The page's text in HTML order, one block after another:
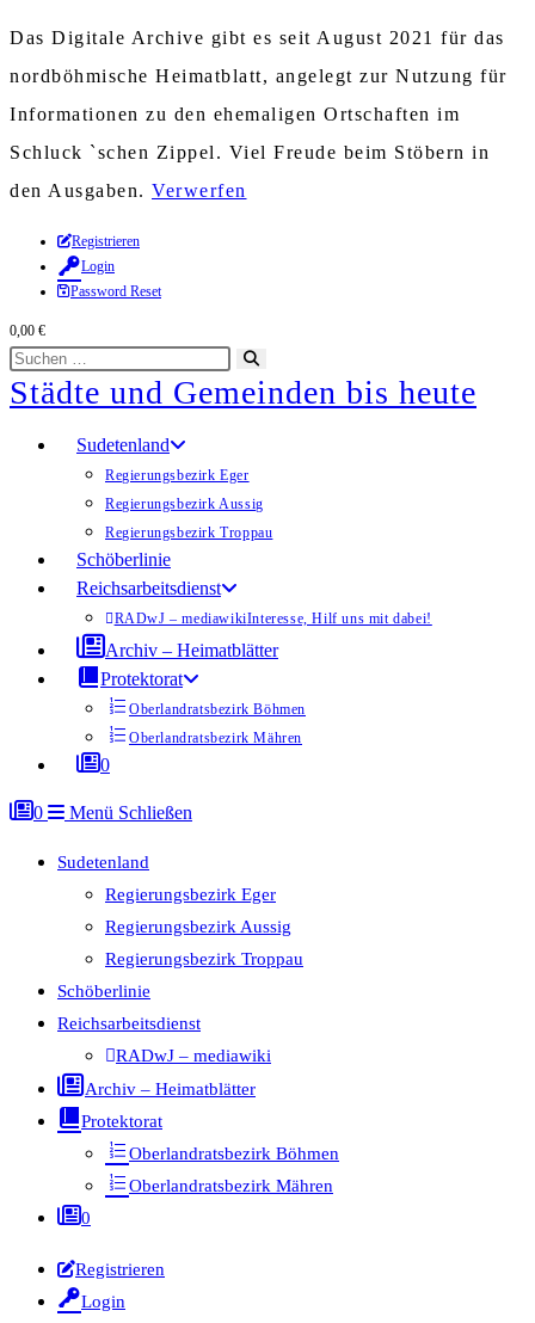
Das Digitale Archive gibt es seit August 2021 für das
nordböhmische Heimatblatt, angelegt zur Nutzung für
Informationen zu den ehemaligen Ortschaften im
Schluck `schen Zippel. Viel Freude beim Stöbern in
den Ausgaben. Verwerfen
Zum
Inhalt
springen
Registrieren
Login
Password Reset
0,00 €
Diese
Website
durchsuchen
starten
Städte und Gemeinden bis heute
Sudetenland
Regierungsbezirk Eger
Regierungsbezirk Aussig
Regierungsbezirk Troppau
Schöberlinie
Reichsarbeitsdienst
RADwJ – mediawikiInteresse, Hilf uns mit dabei!
Archiv – Heimatblätter
Protektorat
Oberlandratsbezirk Böhmen
Oberlandratsbezirk Mähren
0
0 Menü Schließen
Sudetenland
Regierungsbezirk Eger
Regierungsbezirk Aussig
Regierungsbezirk Troppau
Schöberlinie
Reichsarbeitsdienst
RADwJ – mediawiki
Archiv – Heimatblätter
Protektorat
Oberlandratsbezirk Böhmen
Oberlandratsbezirk Mähren
0
Registrieren
Login